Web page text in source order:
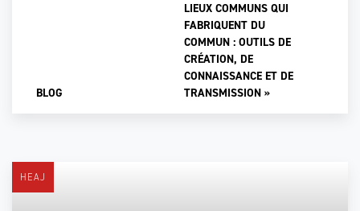
BLOG
LIEUX COMMUNS QUI
FABRIQUENT DU
COMMUN : OUTILS DE
CRÉATION, DE
CONNAISSANCE ET DE
TRANSMISSION »
HEAJ